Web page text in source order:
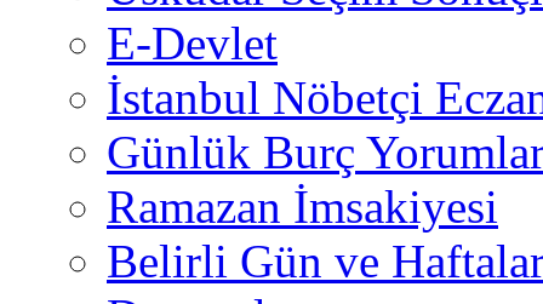
E-Devlet
İstanbul Nöbetçi
Günlük Burç
Ramazan İmsakiyesi
Belirli Gün ve